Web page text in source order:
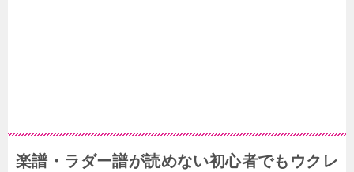
楽譜・ラダー譜が読めない初心者でもウクレ